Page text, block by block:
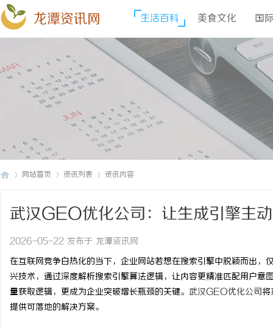
龙潭资讯网 生活百科 美食文化 国
网站首页 资讯列表 资讯内容
武汉GEO优化公司：让生成引擎主
2026-05-22 发布于 龙潭资讯网
在互联网竞争白热化的当下，企业网站若想在搜索引擎中脱颖而出
兴技术，通过深度解析搜索引擎算法逻辑，让内容更精准匹配用户
量获取逻辑，更成为企业突破增长瓶颈的关键。 武汉GEO优化公司将
提供可落地的解决方案。